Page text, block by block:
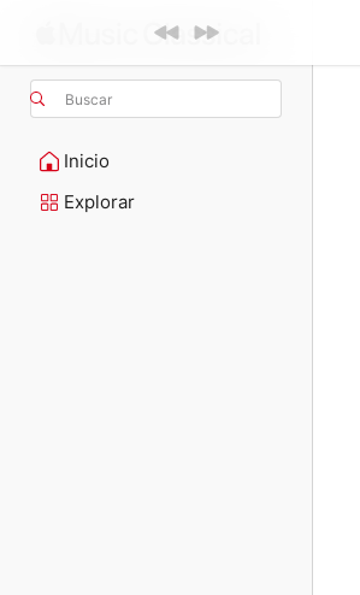
Buscar
Inicio
Explorar